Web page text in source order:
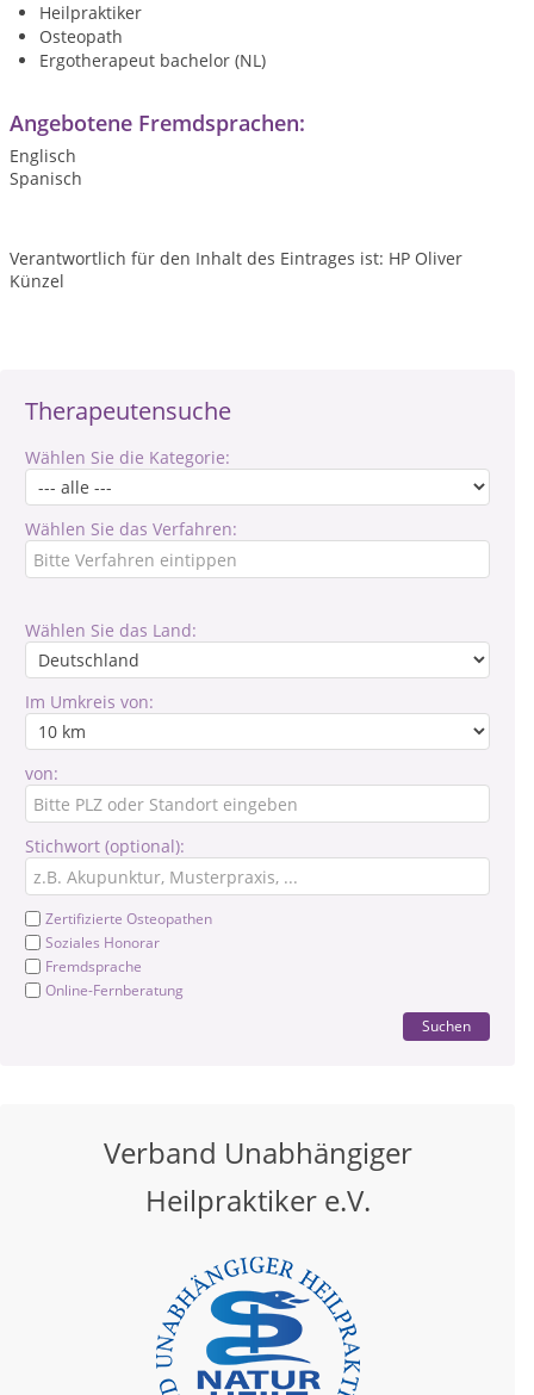
Therapeutensuche
Wählen Sie die Kategorie:
Wählen Sie das Verfahren:
Wählen Sie das Land:
Im Umkreis von:
von:
Stichwort (optional):
Zertifizierte Osteopathen
Soziales Honorar
Fremdsprache
Online-Fernberatung
Suchen
Verband Unabhängiger
Heilpraktiker e.V.
Heilpraktiker
Osteopath
Ergotherapeut bachelor (NL)
Angebotene Fremdsprachen:
Englisch
Spanisch
Verantwortlich für den Inhalt des Eintrages ist: HP Oliver
Künzel